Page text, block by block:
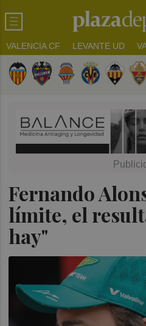
VALENCIA CF LEVANTE UD
Fernando
límite, el
hay"